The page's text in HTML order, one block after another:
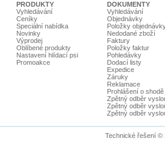
PRODUKTY
Vyhledávání
Ceníky
Speciální nabídka
Novinky
Výprodej
Oblíbené produkty
Nastavení hlídací psi
Promoakce
DOKUMENTY
Vyhledávání
Objednávky
Položky
Nedodané zboží
Faktury
Položky faktur
Pohledávky
Dodací listy
Expedice
Záruky
Reklamace
Prohlášení o shodě
Zpětný odběr
Zpětný odběr
Zpětný odběr
Technické řešení ©